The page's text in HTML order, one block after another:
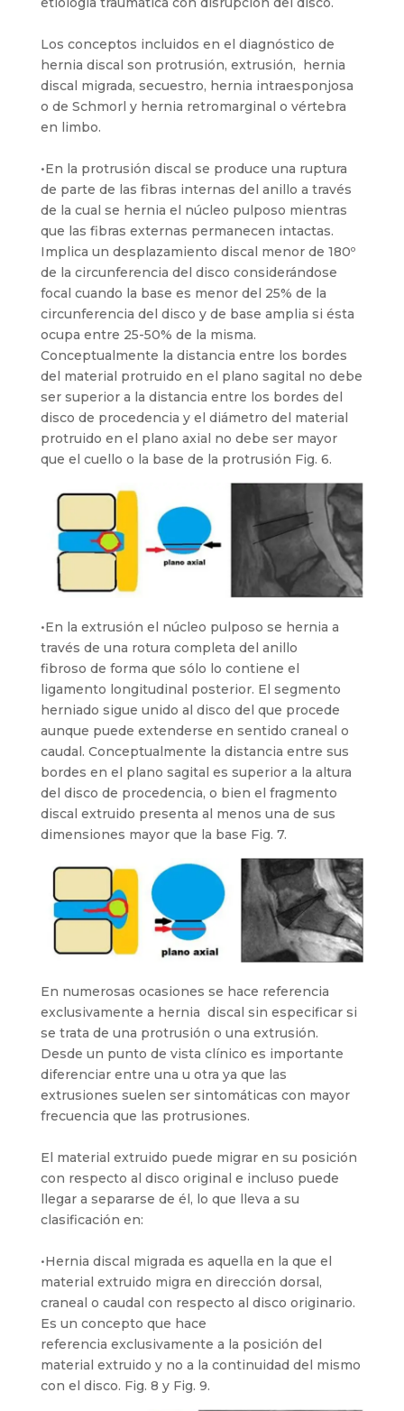
Los conceptos incluidos en el diagnóstico de
hernia discal son protrusión, extrusión, hernia
discal migrada, secuestro, hernia intraesponjosa
o de Schmorl y hernia retromarginal o vértebra
en limbo.
•En la protrusión discal se produce una ruptura
de parte de las fibras internas del anillo a través
de la cual se hernia el núcleo pulposo mientras
que las fibras externas permanecen intactas.
Implica un desplazamiento discal menor de 180º
de la circunferencia del disco considerándose
focal cuando la base es menor del 25% de la
circunferencia del disco y de base amplia si ésta
ocupa entre 25-50% de la misma.
Conceptualmente la distancia entre los bordes
del material protruido en el plano sagital no debe
ser superior a la distancia entre los bordes del
disco de procedencia y el diámetro del material
protruido en el plano axial no debe ser mayor
que el cuello o la base de la protrusión Fig. 6.
•En la extrusión el núcleo pulposo se hernia a
través de una rotura completa del anillo
fibroso de forma que sólo lo contiene el
ligamento longitudinal posterior. El segmento
herniado sigue unido al disco del que procede
aunque puede extenderse en sentido craneal o
caudal. Conceptualmente la distancia entre sus
bordes en el plano sagital es superior a la altura
del disco de procedencia, o bien el fragmento
discal extruido presenta al menos una de sus
dimensiones mayor que la base Fig. 7.
En numerosas ocasiones se hace referencia
exclusivamente a hernia discal sin especificar si
se trata de una protrusión o una extrusión.
Desde un punto de vista clínico es importante
diferenciar entre una u otra ya que las
extrusiones suelen ser sintomáticas con mayor
frecuencia que las protrusiones.
El material extruido puede migrar en su posición
con respecto al disco original e incluso puede
llegar a separarse de él, lo que lleva a su
clasificación en:
•Hernia discal migrada es aquella en la que el
material extruido migra en dirección dorsal,
craneal o caudal con respecto al disco originario.
Es un concepto que hace
referencia exclusivamente a la posición del
material extruido y no a la continuidad del mismo
con el disco. Fig. 8 y Fig. 9.